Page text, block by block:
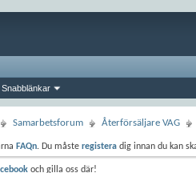
Snabblänkar
Samarbetsforum Återförsäljare VAG
FAQn. Du måste registera dig innan du kan
och gilla oss där!